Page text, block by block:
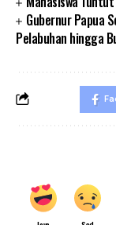
Gubernur Papua
Pelabuhan hingga